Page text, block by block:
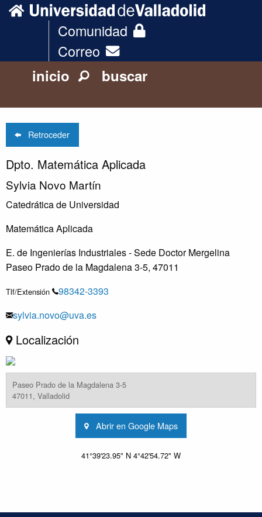
Comunidad
Correo
inicio
buscar
Retroceder
Dpto. Matemática Aplicada
Sylvia Novo Martín
Catedrática de Universidad
Matemática Aplicada
E. de Ingenierías Industriales - Sede Doctor Mergelina
Paseo Prado de la Magdalena 3-5, 47011
Tlf/Extensión
98342-3393
sylvia.novo@uva.es
Localización
Paseo Prado de la Magdalena 3-5
47011, Valladolid
Abrir en Google Maps
41°39'23.95" N 4°42'54.72" W